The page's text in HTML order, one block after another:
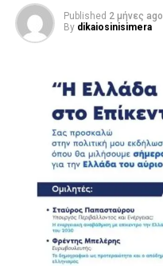
Published 2 μήνες ago
By dikaiosinisimera